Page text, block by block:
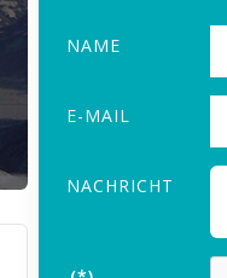
NAME
E-MAIL
NACHRICHT